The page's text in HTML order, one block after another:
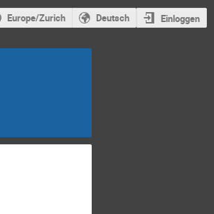
Europe/Zurich Deutsch Einloggen